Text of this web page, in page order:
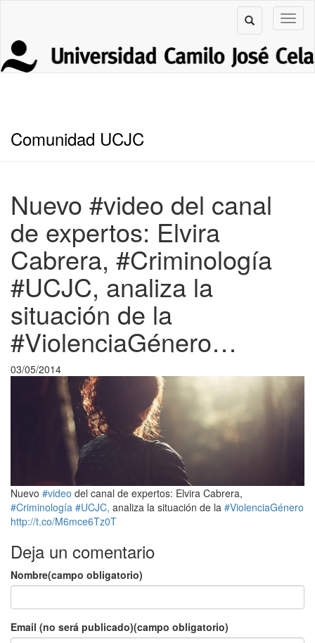
Comunidad UCJC
Nuevo #video del canal
de expertos: Elvira
Cabrera, #Criminología
#UCJC, analiza la
situación de la
#ViolenciaGénero…
03/05/2014
Nuevo #video del canal de expertos: Elvira Cabrera,
#Criminología #UCJC, analiza la situación de la #ViolenciaGénero
http://t.co/M6mce6Tz0T
Deja un comentario
Nombre(campo obligatorio)
Email (no será publicado)(campo obligatorio)